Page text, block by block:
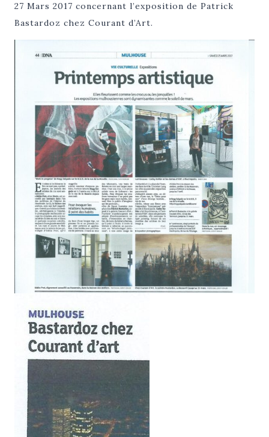
27 Mars 2017 concernant l’exposition de Patrick
Bastardoz chez Courant d’Art.